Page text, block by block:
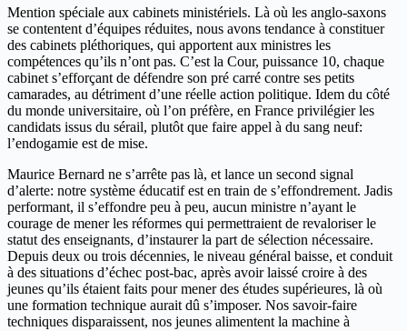
Mention spéciale aux cabinets ministériels. Là où les anglo-saxons
se contentent d’équipes réduites, nous avons tendance à constituer
des cabinets pléthoriques, qui apportent aux ministres les
compétences qu’ils n’ont pas. C’est la Cour, puissance 10, chaque
cabinet s’efforçant de défendre son pré carré contre ses petits
camarades, au détriment d’une réelle action politique. Idem du côté
du monde universitaire, où l’on préfère, en France privilégier les
candidats issus du sérail, plutôt que faire appel à du sang neuf:
l’endogamie est de mise.
Maurice Bernard ne s’arrête pas là, et lance un second signal
d’alerte: notre système éducatif est en train de s’effondrement. Jadis
performant, il s’effondre peu à peu, aucun ministre n’ayant le
courage de mener les réformes qui permettraient de revaloriser le
statut des enseignants, d’instaurer la part de sélection nécessaire.
Depuis deux ou trois décennies, le niveau général baisse, et conduit
à des situations d’échec post-bac, après avoir laissé croire à des
jeunes qu’ils étaient faits pour mener des études supérieures, là où
une formation technique aurait dû s’imposer. Nos savoir-faire
techniques disparaissent, nos jeunes alimentent la machine à